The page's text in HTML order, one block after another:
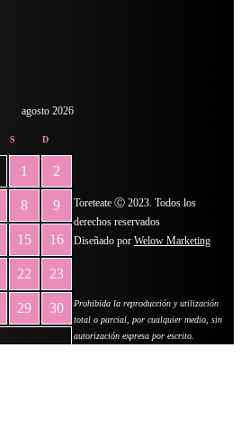
agosto 2026
S D
1 2
8 9
15 16
22 23
29 30
Toreteate Ⓒ 2023. Todos los
derechos reservados
Diseñado por Welow Marketing
Prohibida la reproducción y utilización
total o parcial, por cualquier medio, sin
autorización expresa por escrito.